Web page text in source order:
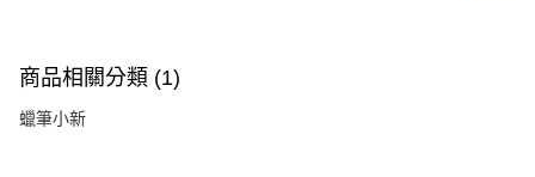
商品相關分類 (1)
蠟筆小新